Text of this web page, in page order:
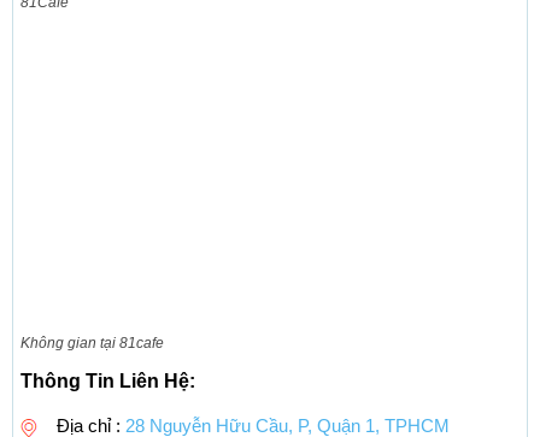
Không gian tại 81cafe
Thông Tin Liên Hệ:
Địa chỉ : 28 Nguyễn Hữu Cầu, P, Quận 1, TPHCM